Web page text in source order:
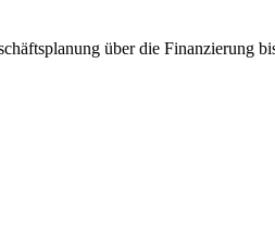
über die Finanzierung